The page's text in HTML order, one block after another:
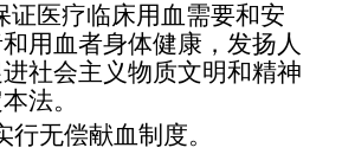
证医疗临床用血需要和安
用血者身体健康，发扬人
社会主义物质文明和精神
法。
行无偿献血制度。